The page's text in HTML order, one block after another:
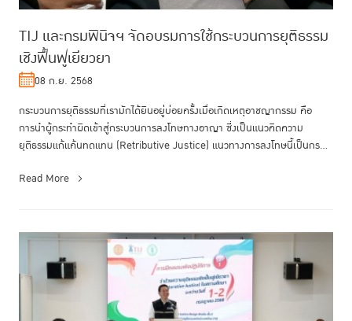
TIJ และกรมพินิจฯ จัดอบรมการใช้กระบวนการยุติธรรม
เชิงฟื้นฟูเยียวยา
08 ก.ย. 2568
กระบวนการยุติธรรมที่เรามักได้ยินอยู่บ่อยครั้งเมื่อเกิดเหตุอาชญากรรม คือ
การนำผู้กระทำผิดเข้าสู่กระบวนการลงโทษทางอาญา ซี่งเป็นแนวคิดความ
ยุติธรรมแก้แค้นทดแทน (Retributive Justice) แนวทางการลงโทษนี้เป็นกร...
Read More